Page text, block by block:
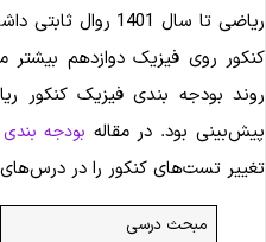
روی فیزیک دوازدهم بیشتر
بودجه ‌بندی فیزیک کنکور
بود. در مقاله بودجه ‌بندی
تست‌های کنکور را در
مبحث درسی